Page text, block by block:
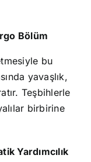
Bölüm
bu
yavaşlık,
Teşbihlerle
birbirine
Yardımcılık